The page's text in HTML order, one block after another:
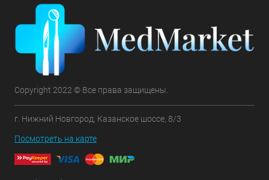
Copyright 2022 © Все права защищены.
г. Нижний Новгород, Казанское шоссе, 8/3
Посмотреть на карте